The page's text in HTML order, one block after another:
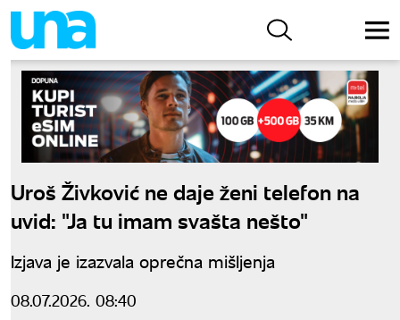
Uroš Živković ne daje ženi telefon na
uvid: "Ja tu imam svašta nešto"
Izjava je izazvala oprečna mišljenja
08.07.2026. 08:40